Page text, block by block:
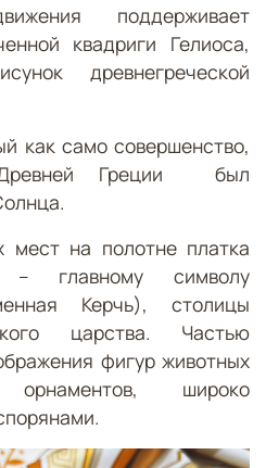
поддерживает
квадриги Гелиоса,
древнегреческой
как само совершенство,
Греции был
мест на полотне платка
– главному символу
Керчь), столицы
царства. Частью
фигур животных
широко